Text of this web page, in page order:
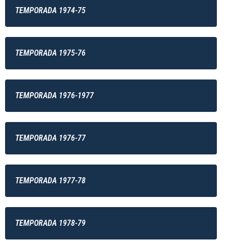
TEMPORADA 1974-75
TEMPORADA 1975-76
TEMPORADA 1976-1977
TEMPORADA 1976-77
TEMPORADA 1977-78
TEMPORADA 1978-79